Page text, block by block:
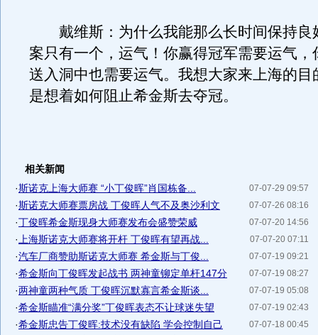
戴维斯：为什么我能那么长时间保持良
案只有一个，运气！你赢得冠军需要运气，
送入洞中也需要运气。我想大家来上海的目
是想着如何阻止希金斯去夺冠。
相关新闻
07-07-29 09:57
·斯诺克上海大师赛 “小丁俊晖”肖国栋备...
07-07-26 08:16
·斯诺克大师赛票房战 丁俊晖人气不及奥沙利文
07-07-20 14:56
·丁俊晖希金斯现身大师赛发布会盛赞荣威
07-07-20 07:11
· 上海斯诺克大师赛将开杆 丁俊晖有望再战...
07-07-19 09:21
·汽车厂商赞助斯诺克大师赛 希金斯与丁俊...
07-07-19 08:27
·希金斯向丁俊晖发起战书 两神童铆定单杆147分
07-07-19 05:08
·两神童两种气质 丁俊晖沉默寡言希金斯谈...
07-07-19 02:43
·希金斯瞄准“满分奖”丁俊晖表态不让球迷失望
07-07-18 00:45
·希金斯忠告丁俊晖:技术没有缺陷 学会控制自己